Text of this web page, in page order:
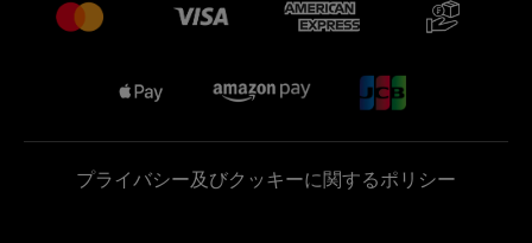
販売契約条件
Swatchで働く
プライバシー及びクッキーに関するポリシー